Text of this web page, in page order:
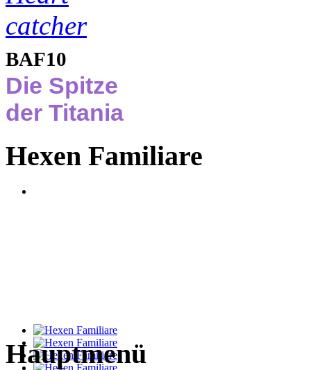
BAF10
Die Spitze
der Titania
Hexen Familiare
Hauptmenü